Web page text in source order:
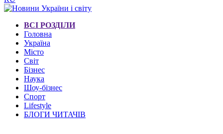
ВСІ РОЗДІЛИ
Головна
Україна
Місто
Світ
Бізнес
Наука
Шоу-бізнес
Спорт
Lifestyle
БЛОГИ ЧИТАЧІВ